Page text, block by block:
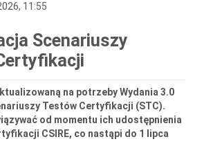
11:55
Scenariuszy
na potrzeby Wydania 3.0
Testów Certyfikacji (STC).
od momentu ich udostępnienia
CSIRE, co nastąpi do 1 lipca